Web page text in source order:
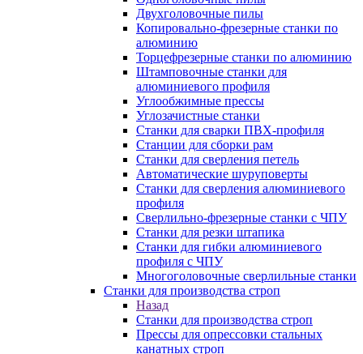
Двухголовочные пилы
Копировально-фрезерные станки по
алюминию
Торцефрезерные станки по алюминию
Штамповочные станки для
алюминиевого профиля
Углообжимные прессы
Углозачистные станки
Станки для сварки ПВХ-профиля
Станции для сборки рам
Станки для сверления петель
Автоматические шуруповерты
Станки для сверления алюминиевого
профиля
Сверлильно-фрезерные станки с ЧПУ
Станки для резки штапика
Станки для гибки алюминиевого
профиля с ЧПУ
Многоголовочные сверлильные станки
Станки для производства строп
Назад
Станки для производства строп
Прессы для опрессовки стальных
канатных строп